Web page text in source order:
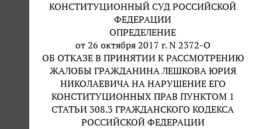
КОНСТИТУЦИОННЫЙ СУД РОССИЙСКОЙ
ФЕДЕРАЦИИ
ОПРЕДЕЛЕНИЕ
от 26 октября 2017 г. N 2372-О
ОБ ОТКАЗЕ В ПРИНЯТИИ К РАССМОТРЕНИЮ
ЖАЛОБЫ ГРАЖДАНИНА ЛЕШКОВА ЮРИЯ
НИКОЛАЕВИЧА НА НАРУШЕНИЕ ЕГО
КОНСТИТУЦИОННЫХ ПРАВ ПУНКТОМ 1
СТАТЬИ 308.3 ГРАЖДАНСКОГО КОДЕКСА
РОССИЙСКОЙ ФЕДЕРАЦИИ